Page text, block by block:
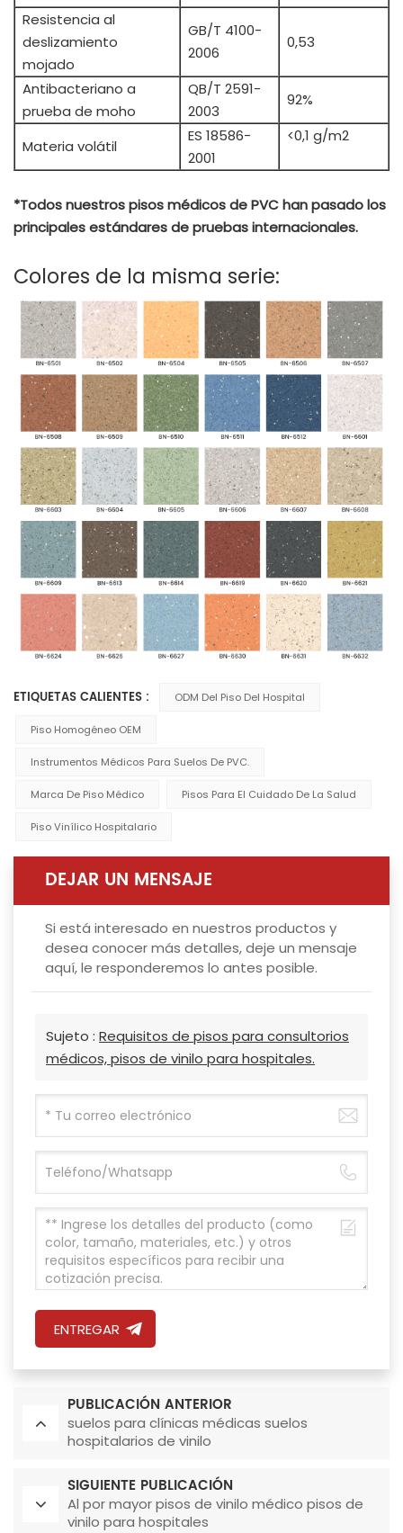
Resistencia al
deslizamiento
mojado
GB/T 4100-
2006
0,53
Antibacteriano a
prueba de moho
QB/T 2591-
2003
92%
Materia volátil
ES 18586-
2001
<0,1 g/m2
*Todos nuestros pisos médicos de PVC han pasado los
principales estándares de pruebas internacionales.
Colores de la misma serie:
ETIQUETAS CALIENTES : ODM Del Piso Del Hospital
Piso Homogéneo OEM
Instrumentos Médicos Para Suelos De PVC.
Marca De Piso Médico Pisos Para El Cuidado De La Salud
Piso Vinílico Hospitalario
DEJAR UN MENSAJE
Si está interesado en nuestros productos y
desea conocer más detalles, deje un mensaje
aquí, le responderemos lo antes posible.
Sujeto : Requisitos de pisos para consultorios
médicos, pisos de vinilo para hospitales.
ENTREGAR
PUBLICACIÓN ANTERIOR
suelos para clínicas médicas suelos
hospitalarios de vinilo
SIGUIENTE PUBLICACIÓN
Al por mayor pisos de vinilo médico pisos de
vinilo para hospitales